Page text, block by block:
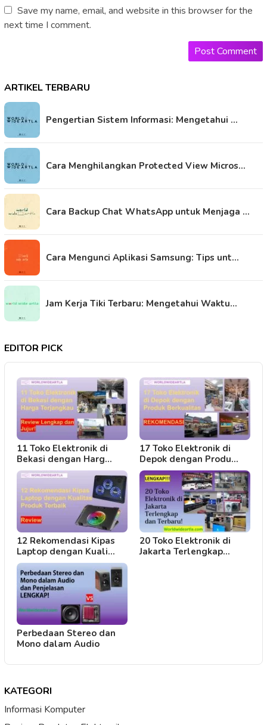
Save my name, email, and website in this browser for the
next time I comment.
ARTIKEL TERBARU
Pengertian Sistem Informasi: Mengetahui …
Cara Menghilangkan Protected View Micros…
Cara Backup Chat WhatsApp untuk Menjaga …
Cara Mengunci Aplikasi Samsung: Tips unt…
Jam Kerja Tiki Terbaru: Mengetahui Waktu…
EDITOR PICK
11 Toko Elektronik di
Bekasi dengan Harg…
17 Toko Elektronik di
Depok dengan Produ…
12 Rekomendasi Kipas
Laptop dengan Kuali…
20 Toko Elektronik di
Jakarta Terlengkap…
Perbedaan Stereo dan
Mono dalam Audio
KATEGORI
Informasi Komputer